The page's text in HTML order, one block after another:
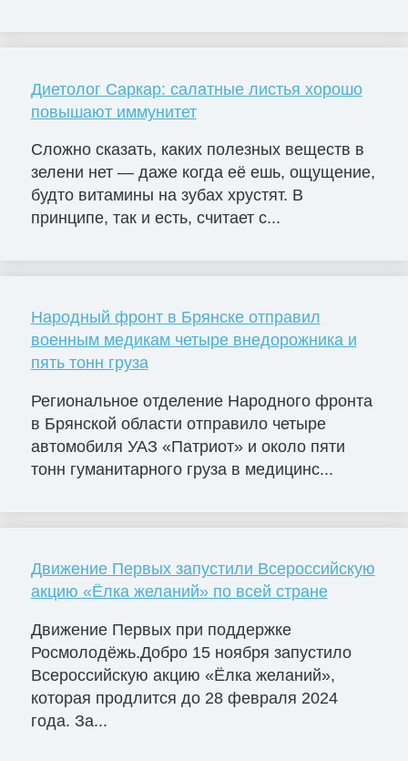
Диетолог Саркар: салатные листья хорошо
повышают иммунитет
Сложно сказать, каких полезных веществ в
зелени нет — даже когда её ешь, ощущение,
будто витамины на зубах хрустят. В
принципе, так и есть, считает с...
Народный фронт в Брянске отправил
военным медикам четыре внедорожника и
пять тонн груза
Региональное отделение Народного фронта
в Брянской области отправило четыре
автомобиля УАЗ «Патриот» и около пяти
тонн гуманитарного груза в медицинс...
Движение Первых запустили Всероссийскую
акцию «Ёлка желаний» по всей стране
Движение Первых при поддержке
Росмолодёжь.Добро 15 ноября запустило
Всероссийскую акцию «Ёлка желаний»,
которая продлится до 28 февраля 2024
года. За...